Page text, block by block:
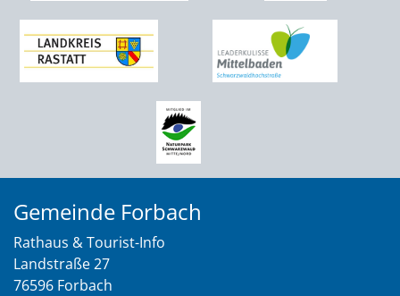
Gemeinde Forbach
Rathaus & Tourist-Info
Landstraße 27
76596 Forbach